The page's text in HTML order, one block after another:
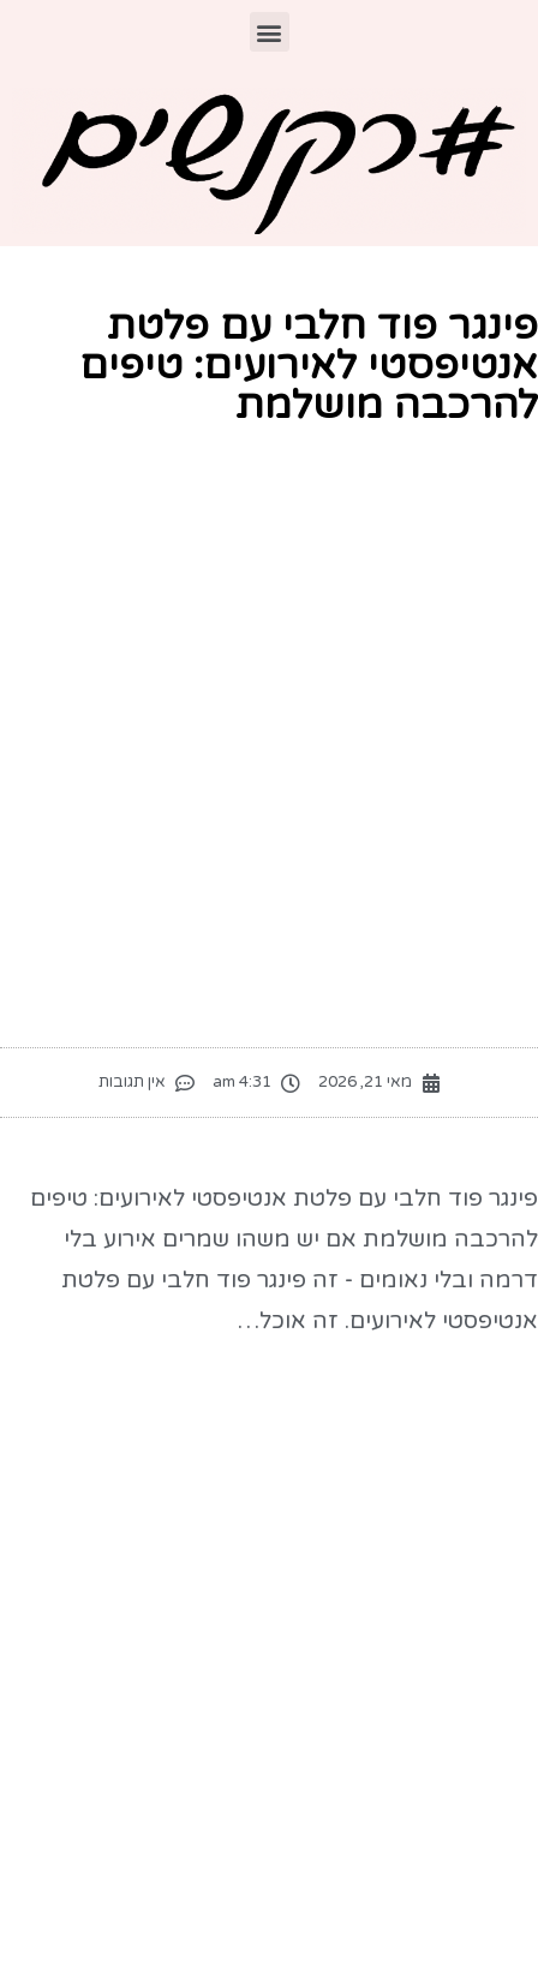
פוד חלבי עם פלטת
לאירועים: טיפים
מושלמת
מאי 21, 2026 4:31 am אין תגובות
פוד חלבי עם פלטת אנטיפסטי לאירועים: טיפים
מושלמת אם יש משהו שמרים אירוע בלי
ובלי נאומים - זה פינגר פוד חלבי עם פלטת
לאירועים. זה אוכל…